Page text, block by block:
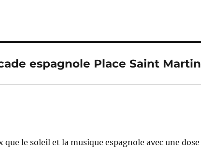
espagnole Place Saint
le soleil et la musique espagnole avec une